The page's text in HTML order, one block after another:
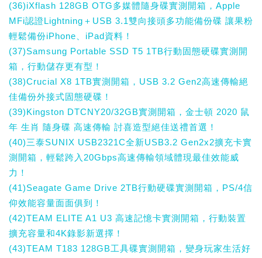
(36)iXflash 128GB OTG多媒體隨身碟實測開箱，Apple
MFi認證Lightning＋USB 3.1雙向接頭多功能備份碟 讓果粉
輕鬆備份iPhone、iPad資料！
(37)Samsung Portable SSD T5 1TB行動固態硬碟實測開
箱，行動儲存更有型！
(38)Crucial X8 1TB實測開箱，USB 3.2 Gen2高速傳輸絕
佳備份外接式固態硬碟！
(39)Kingston DTCNY20/32GB實測開箱，金士頓 2020 鼠
年 生肖 隨身碟 高速傳輸 討喜造型絕佳送禮首選！
(40)三泰SUNIX USB2321C全新USB3.2 Gen2x2擴充卡實
測開箱，輕鬆跨入20Gbps高速傳輸領域體現最佳效能威
力！
(41)Seagate Game Drive 2TB行動硬碟實測開箱，PS/4信
仰效能容量面面俱到！
(42)TEAM ELITE A1 U3 高速記憶卡實測開箱，行動裝置
擴充容量和4K錄影新選擇！
(43)TEAM T183 128GB工具碟實測開箱，變身玩家生活好